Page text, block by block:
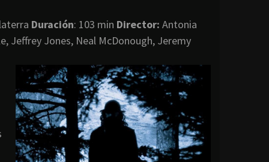
Duración: 103 min Director: Antonia
Jeffrey Jones, Neal McDonough, Jeremy